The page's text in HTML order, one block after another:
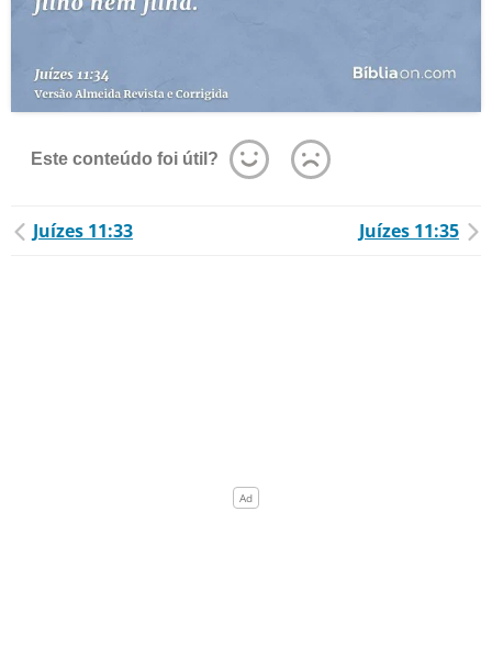
Este conteúdo foi útil?
Juízes 11:33 Juízes 11:35